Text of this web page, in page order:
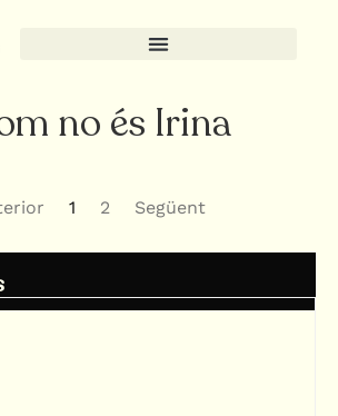
no és Irina
1 2 Següent